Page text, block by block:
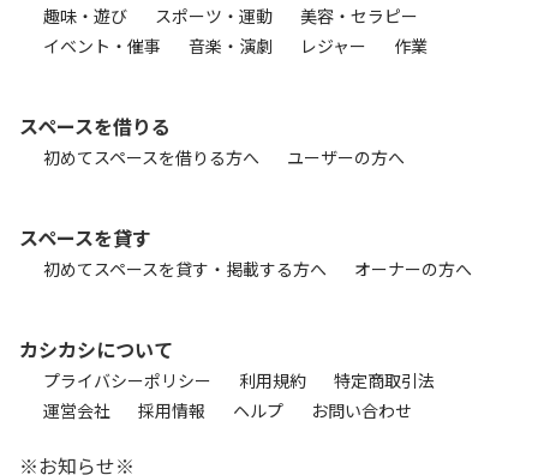
趣味・遊び
スポーツ・運動
美容・セラピー
イベント・催事
音楽・演劇 レジャー 作業
スペースを借りる
初めてスペースを借りる方へ ユーザーの方へ
スペースを貸す
初めてスペースを貸す・掲載する方へ オーナーの方へ
カシカシについて
プライバシーポリシー 利用規約
特定商取引法
運営会社
採用情報 ヘルプ お問い合わせ
※お知らせ※